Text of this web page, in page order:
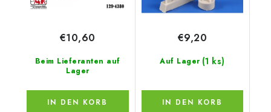
Beim Lieferanten auf
Lager
€10,60
IN DEN KORB
Auf Lager (1 ks)
€9,20
IN DEN KORB